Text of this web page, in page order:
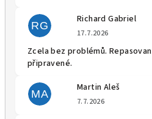
RG
Richard Gabriel
17.7.2026
Zcela bez problémů.
připravené.
MA
Martin Aleš
7.7.2026